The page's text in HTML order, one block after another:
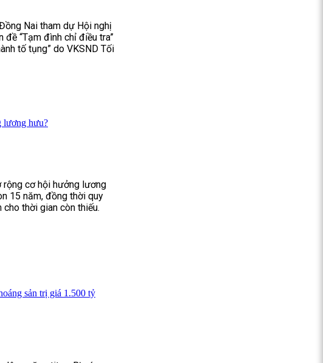
Nai tham dự Hội nghị
“Tạm đình chỉ điều tra”
tố tụng” do VKSND Tối
lương hưu?
cơ hội hưởng lương
15 năm, đồng thời quy
thời gian còn thiếu.
sản trị giá 1.500 tỷ